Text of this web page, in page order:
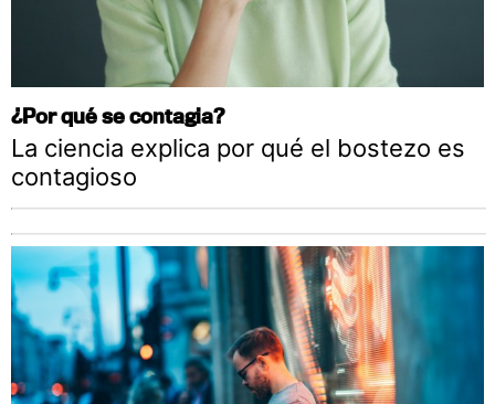
¿Por qué se contagia?
La ciencia explica por qué el bostezo es
contagioso